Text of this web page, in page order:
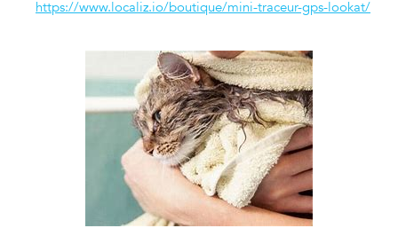
https://www.localiz.io/boutique/mini-traceur-gps-lookat/